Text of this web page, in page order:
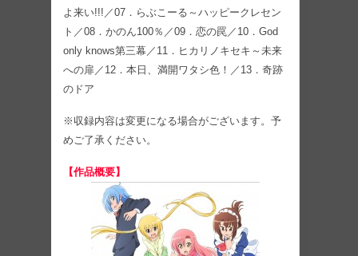
よ来い!!!／07．らぶこーる～ハッピークレセン
ト／08．かのん100％／09．恋の罠／10．God
only knows第三幕／11．ヒカリノキセキ～未来
への扉／12．本日、満開ワタシ色！／13．奇跡
のドア
※収録内容は変更になる場合がございます。予
めご了承ください。
【作品概要】